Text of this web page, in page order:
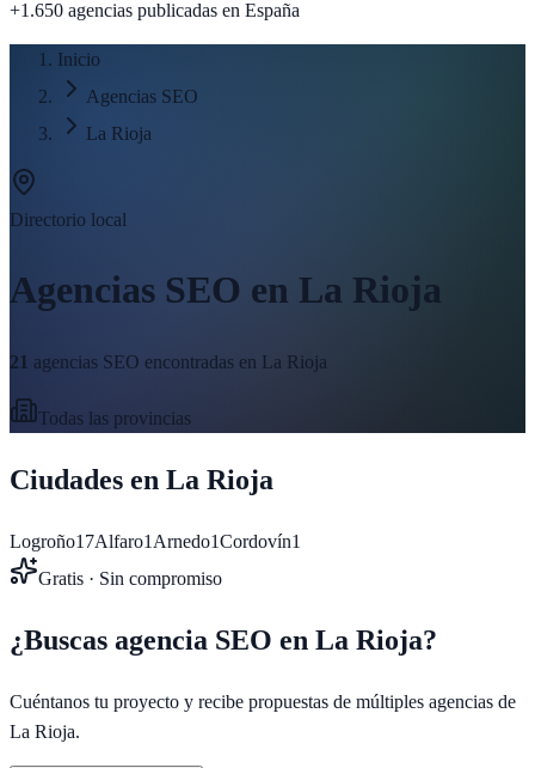
+1.650 agencias publicadas en España
Inicio
Agencias SEO
La Rioja
Directorio local
Agencias SEO en La Rioja
21 agencias SEO encontradas en La Rioja
Todas las provincias
Ciudades en La Rioja
Logroño17Alfaro1 Arnedo1Cordovín1
Gratis · Sin compromiso
¿Buscas agencia SEO en La Rioja?
Cuéntanos tu proyecto y recibe propuestas de múltiples agencias de
La Rioja.